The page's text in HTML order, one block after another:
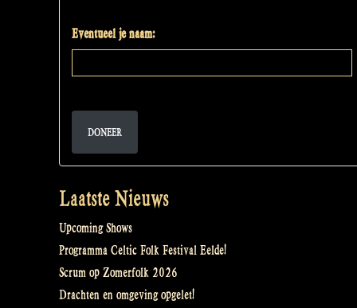
Eventueel je naam:
DONEER
Laatste Nieuws
Upcoming Shows
Programma Celtic Folk Festival Eelde!
Scrum op Zomerfolk 2026
Drachten en omgeving opgelet!